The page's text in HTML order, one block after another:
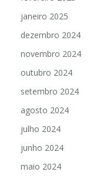
janeiro 2025
dezembro 2024
novembro 2024
outubro 2024
setembro 2024
agosto 2024
julho 2024
junho 2024
maio 2024